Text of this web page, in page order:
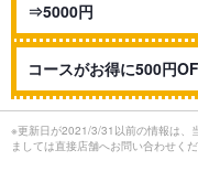
⇒5000円
コースがお得に500円
※更新日が2021/3/31以前の情報は、
ましては直接店舗へお問い合わせくだ